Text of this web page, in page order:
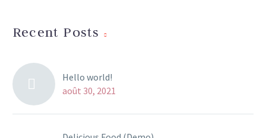
Recent Posts
Hello world!
août 30, 2021